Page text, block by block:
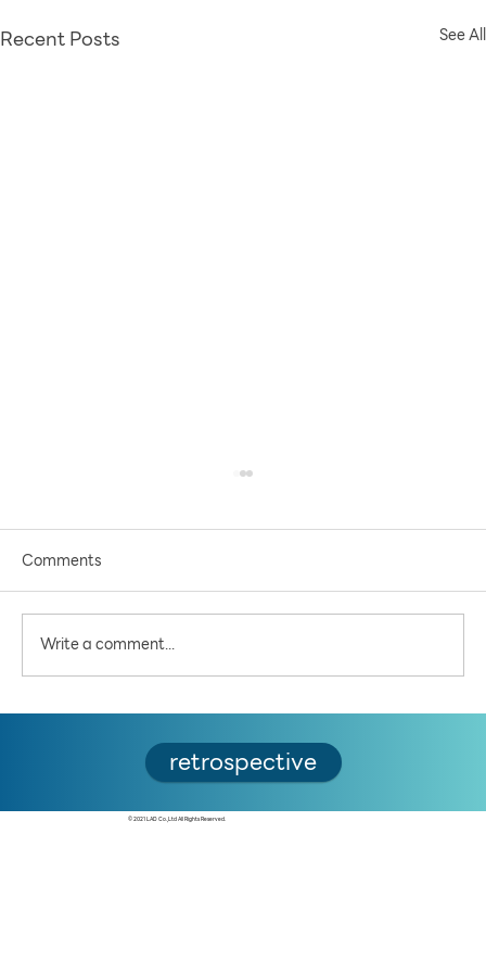
Recent Posts See All
สำรวจราคาประเมินที่ดินสูงสุด โซนนครปฐม
Comments
Write a comment...
retrospective
© 2021 LAD Co.,Ltd All Rights Reserved.